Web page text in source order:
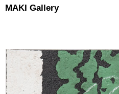
MAKI Gallery